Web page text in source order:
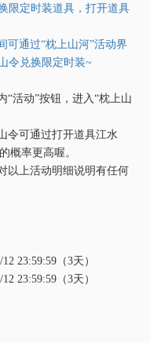
限定时装道具，打开道具
可通过“枕上山河”活动界
令兑换限定时装~
“活动”按钮，进入“枕上山
令可通过打开道具江水
概率更高喔。
以上活动明细说明有任何
23:59:59（3天）
23:59:59（3天）